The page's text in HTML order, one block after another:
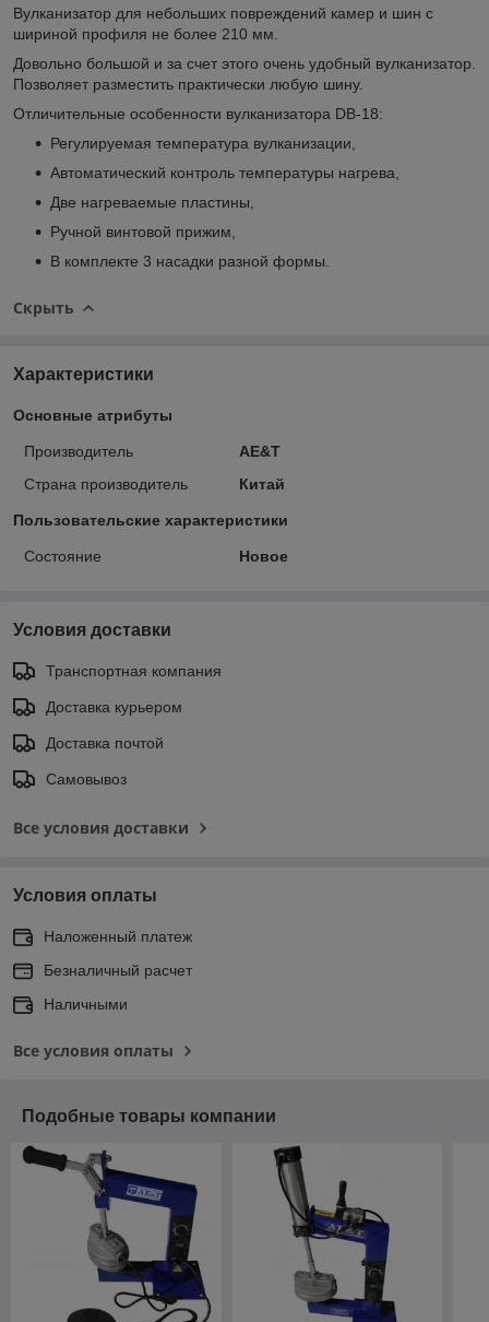
Вулканизатор для небольших повреждений камер и шин с
шириной профиля не более 210 мм.
Довольно большой и за счет этого очень удобный вулканизатор.
Позволяет разместить практически любую шину.
Отличительные особенности вулканизатора DB-18:
Регулируемая температура вулканизации,
Автоматический контроль температуры нагрева,
Две нагреваемые пластины,
Ручной винтовой прижим,
В комплекте 3 насадки разной формы.
Скрыть
Характеристики
Основные атрибуты
Производитель
AE&T
Страна производитель
Китай
Пользовательские характеристики
Состояние Новое
Условия доставки
Транспортная компания
Доставка курьером
Доставка почтой
Самовывоз
Все условия доставки
Условия оплаты
Наложенный платеж
Безналичный расчет
Наличными
Все условия оплаты
Подобные товары компании